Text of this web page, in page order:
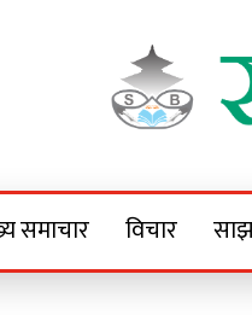
समाचार विचार